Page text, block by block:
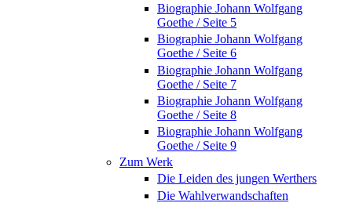
Biographie Johann Wolfgang
Goethe / Seite 5
Biographie Johann Wolfgang
Goethe / Seite 6
Biographie Johann Wolfgang
Goethe / Seite 7
Biographie Johann Wolfgang
Goethe / Seite 8
Biographie Johann Wolfgang
Goethe / Seite 9
Zum Werk
Die Leiden des jungen Werthers
Die Wahlverwandschaften